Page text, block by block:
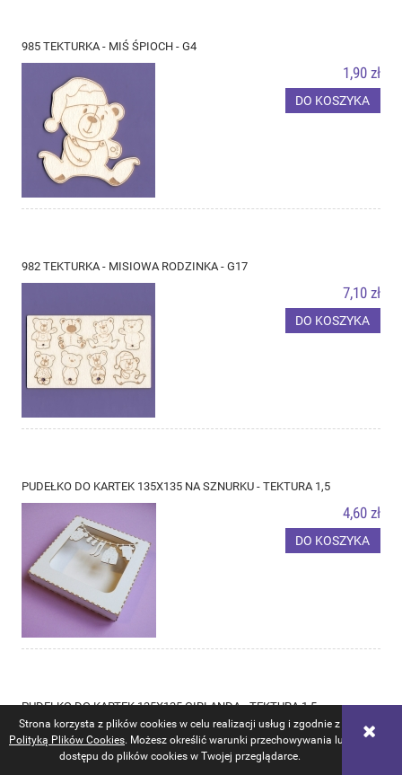
Strona korzysta z plików cookies w celu realizacji usług i zgodnie z
Polityką Plików Cookies. Możesz określić warunki przechowywania lub
dostępu do plików cookies w Twojej przeglądarce.
985 TEKTURKA - MIŚ ŚPIOCH - G4
1,90 zł
DO KOSZYKA
982 TEKTURKA - MISIOWA RODZINKA - G17
7,10 zł
DO KOSZYKA
PUDEŁKO DO KARTEK 135X135 NA SZNURKU - TEKTURA 1,5
4,60 zł
DO KOSZYKA
PUDEŁKO DO KARTEK 135X135 GIRLANDA - TEKTURA 1,5
4,60 zł
DO KOSZYKA